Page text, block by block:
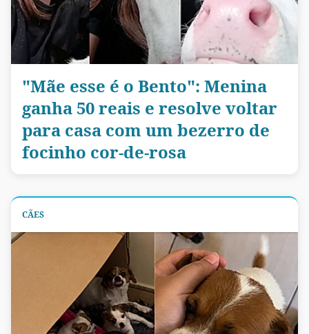
"Mãe esse é o Bento": Menina
ganha 50 reais e resolve voltar
para casa com um bezerro de
focinho cor-de-rosa
CÃES